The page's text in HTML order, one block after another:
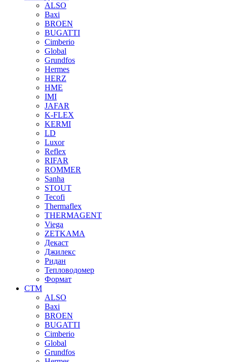
ALSO
Baxi
BROEN
BUGATTI
Cimberio
Global
Grundfos
Hermes
HERZ
HME
IMI
JAFAR
K-FLEX
KERMI
LD
Luxor
Reflex
RIFAR
ROMMER
Sanha
STOUT
Tecofi
Thermaflex
THERMAGENT
Viega
ZETKAMA
Декаст
Джилекс
Ридан
Тепловодомер
Формат
СТМ
ALSO
Baxi
BROEN
BUGATTI
Cimberio
Global
Grundfos